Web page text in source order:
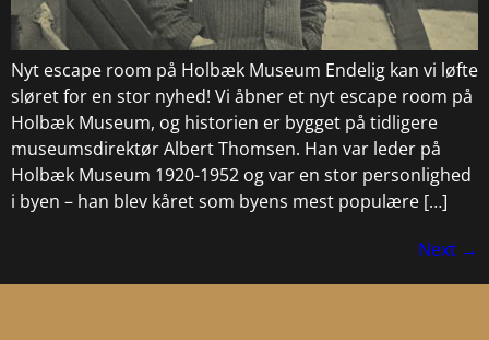
Nyt escape room på Holbæk Museum Endelig kan vi løfte
sløret for en stor nyhed! Vi åbner et nyt escape room på
Holbæk Museum, og historien er bygget på tidligere
museumsdirektør Albert Thomsen. Han var leder på
Holbæk Museum 1920-1952 og var en stor personlighed
i byen – han blev kåret som byens mest populære […]
Next →